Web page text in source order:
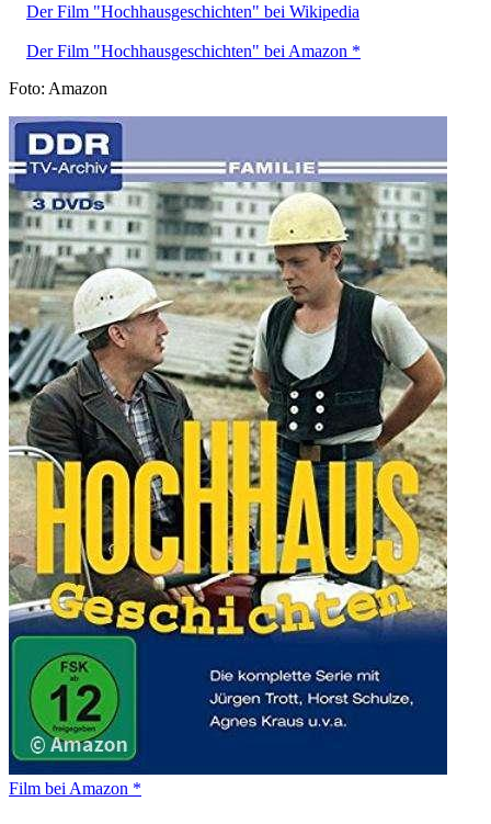
Der Film "Hochhausgeschichten" bei Wikipedia
Der Film "Hochhausgeschichten" bei Amazon *
Foto: Amazon
Film bei Amazon *